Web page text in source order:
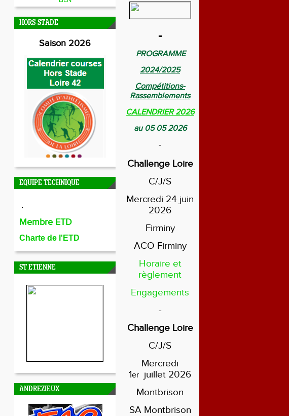
HORS-STADE
Saison 2026
EQUIPE TECHNIQUE
Membre ETD
Charte de l'ETD
ST ETIENNE
ANDREZIEUX
-
PROGRAMME
2024/2025
Compétitions-
Rassemblements
CALENDRIER 2026
au 05 05 2026
-
Challenge Loire
C/J/S
Mercredi 24 juin
2026
Firminy
ACO Firminy
Horaire et
règlement
Engagements
-
Challenge Loire
C/J/S
Mercredi
1er juillet 2026
Montbrison
SA Montbrison